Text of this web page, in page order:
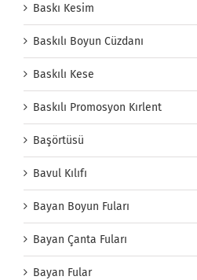
Baskı Kesim
Baskılı Boyun Cüzdanı
Baskılı Kese
Baskılı Promosyon Kırlent
Başörtüsü
Bavul Kılıfı
Bayan Boyun Fuları
Bayan Çanta Fuları
Bayan Fular